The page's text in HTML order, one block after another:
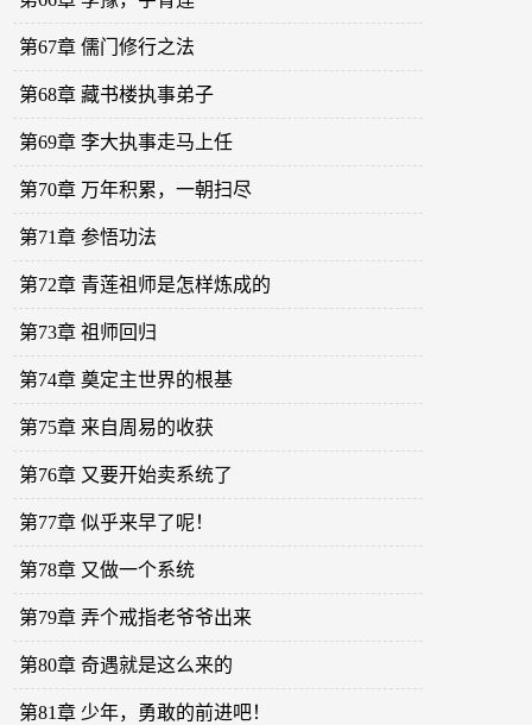
第67章 儒门修行之法
第68章 藏书楼执事弟子
第69章 李大执事走马上任
第70章 万年积累，一朝扫尽
第71章 参悟功法
第72章 青莲祖师是怎样炼成的
第73章 祖师回归
第74章 奠定主世界的根基
第75章 来自周易的收获
第76章 又要开始卖系统了
第77章 似乎来早了呢！
第78章 又做一个系统
第79章 弄个戒指老爷爷出来
第80章 奇遇就是这么来的
第81章 少年，勇敢的前进吧！